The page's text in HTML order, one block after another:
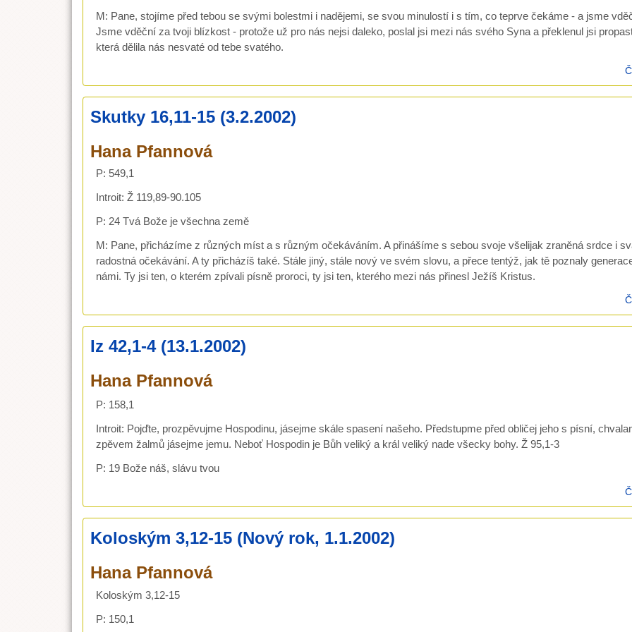
M: Pane, stojíme před tebou se svými bolestmi i nadějemi, se svou minulostí i s tím, co teprve čekáme - a jsme
Jsme vděční za tvoji blízkost - protože už pro nás nejsi daleko, poslal jsi mezi nás svého Syna a překlenul jsi
která dělila nás nesvaté od tebe svatého.
Skutky 16,11-15 (3.2.2002)
Hana Pfannová
P: 549,1
Introit: Ž 119,89-90.105
P: 24 Tvá Bože je všechna země
M: Pane, přicházíme z různých míst a s různým očekáváním. A přinášíme s sebou svoje všelijak zraněná srdce i
radostná očekávání. A ty přicházíš také. Stále jiný, stále nový ve svém slovu, a přece tentýž, jak tě poznaly
námi. Ty jsi ten, o kterém zpívali písně proroci, ty jsi ten, kterého mezi nás přinesl Ježíš Kristus.
Iz 42,1-4 (13.1.2002)
Hana Pfannová
P: 158,1
Introit: Pojďte, prozpěvujme Hospodinu, jásejme skále spasení našeho. Předstupme před obličej jeho s písní,
zpěvem žalmů jásejme jemu. Neboť Hospodin je Bůh veliký a král veliký nade všecky bohy. Ž 95,1-3
P: 19 Bože náš, slávu tvou
Koloským 3,12-15 (Nový rok, 1.1.2002)
Hana Pfannová
Koloským 3,12-15
P: 150,1